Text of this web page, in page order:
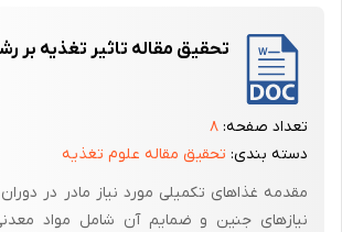
مقایسه شده دیده شد.
سپس پیچ از جنس تیتانیوم خالص در دو سر استخوان
ایمپلنت اتونازی شدند و قطعات استخوانی تحت
تحقیق مقاله تاثیر تغذیه بر
تعداد صفحه: ۸
دسته بندی: تحقیق مقاله علوم تغذیه
مقدمه غذاهای تکمیلی مورد نیاز مادر در
نیازهای جنین و ضمایم آن شامل مواد